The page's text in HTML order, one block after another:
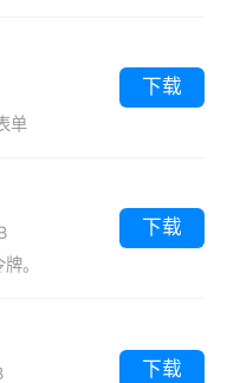
单
下载
。
下载
下载